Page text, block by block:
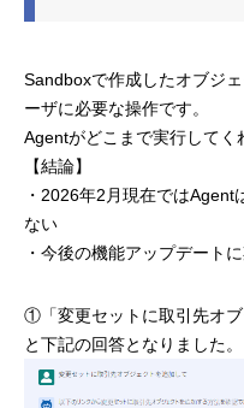
Sandboxで作成したオブジ
ーザに必要な操作です。
Agentがどこまで実行してく
【結論】
・2026年2月現在ではAgent
ない
・今後の機能アップデート
①「変更セットに取引先オ
と下記の回答となりました。